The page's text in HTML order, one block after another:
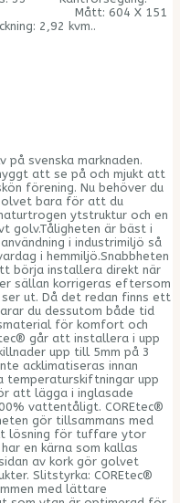
Mått: 604 X 151
2,92 kvm..
svenska marknaden.
att se på och mjukt att
förening. Nu behöver du
bara för att du
ytstruktur och en
golv.Tåligheten är bäst i
i industrimiljö så
i hemmiljö.Snabbheten
börja installera direkt när
sällan korrigeras eftersom
ut. Då det redan finns ett
du dessutom både tid
för komfort och
går att installera i upp
upp till 5mm på 3
acklimatiseras innan
upp
att lägga i inglasade
vattentåligt. COREtec®
gör tillsammans med
lösning för tuffare ytor
en kärna som kallas
av kork gör golvet
Slitstyrka: COREtec®
med lättare